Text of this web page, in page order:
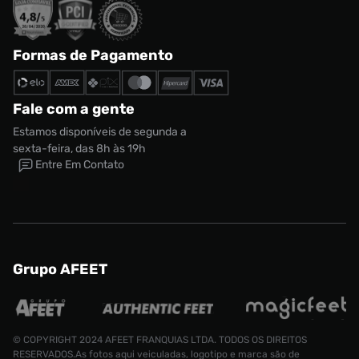
Formas de Pagamento
Fale com a gente
Estamos disponíveis de segunda a
sexta-feira, das 8h às 19h
Entre Em Contato
Grupo AFEET
© COPYRIGHT 2024 AFEET FRANQUIAS LTDA. TODOS OS DIREITOS
RESERVADOS.As fotos aqui veiculadas, logotipo e marca são de